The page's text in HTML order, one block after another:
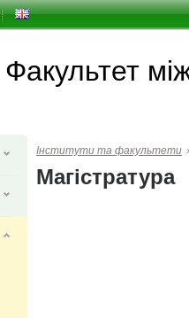
Факультет
Інститути та факультети
Магістратура